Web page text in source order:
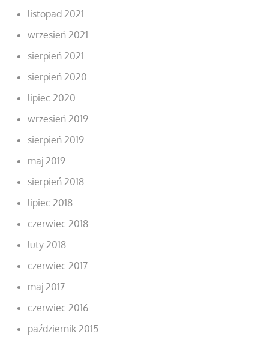
listopad 2021
wrzesień 2021
sierpień 2021
sierpień 2020
lipiec 2020
wrzesień 2019
sierpień 2019
maj 2019
sierpień 2018
lipiec 2018
czerwiec 2018
luty 2018
czerwiec 2017
maj 2017
czerwiec 2016
październik 2015